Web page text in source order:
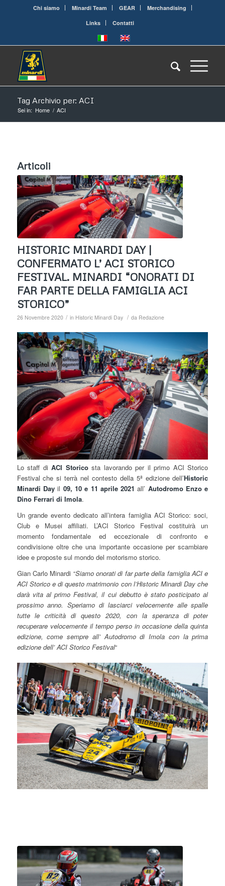
Chi siamo Minardi Team GEAR
Merchandising
Links
Contatti
Tag Archivio per: ACI
Sei in: Home / ACI
Articoli
HISTORIC MINARDI DAY |
CONFERMATO L’ ACI STORICO
FESTIVAL. MINARDI “ONORATI DI
FAR PARTE DELLA FAMIGLIA ACI
STORICO”
26 Novembre 2020 / in Historic Minardi Day / da Redazione
Lo staff diACI Storicosta lavorando per il primo ACI Storico
Festival che si terrà nel contesto della 5ª edizione dell’Historic
Minardi Dayil 09, 10 e 11 aprile 2021 all’ Autodromo Enzo e
Dino Ferrari di Imola.
Un grande evento dedicato all’intera famiglia ACI Storico: soci,
Club e Musei affiliati. L’ACI Storico Festival costituirà un
momento fondamentale ed eccezionale di confronto e
condivisione oltre che una importante occasione per scambiare
idee e proposte sul mondo del motorismo storico.
Gian Carlo Minardi “Siamo onorati di far parte della famiglia ACI e
ACI Storico e di questo matrimonio con l’Historic Minardi Day che
darà vita al primo Festival, il cui debutto è stato posticipato al
prossimo anno. Speriamo di lasciarci velocemente alle spalle
tutte le criticità di questo 2020, con la speranza di poter
recuperare velocemente il tempo perso in occasione della quinta
edizione, come sempre all’ Autodromo di Imola con la prima
edizione dell’ ACI Storico Festival“